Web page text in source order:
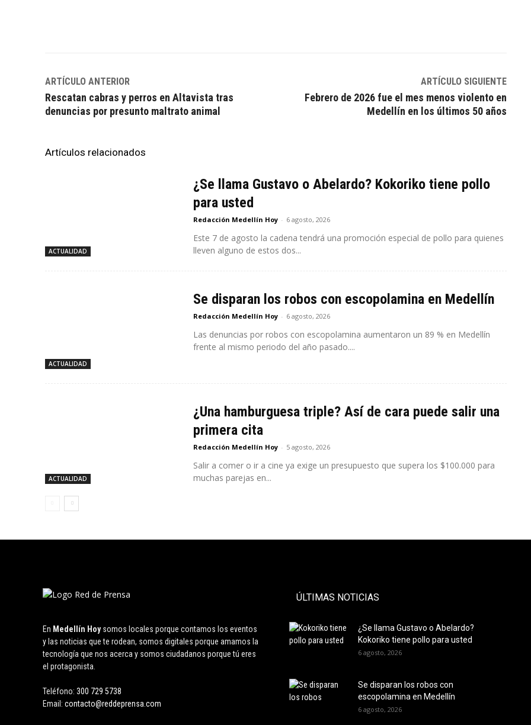
ARTÍCULO ANTERIOR
Rescatan cabras y perros en Altavista tras
denuncias por presunto maltrato animal
ARTÍCULO SIGUIENTE
Febrero de 2026 fue el mes menos violento en
Medellín en los últimos 50 años
Artículos relacionados
ACTUALIDAD
¿Se llama Gustavo o Abelardo? Kokoriko tiene pollo
para usted
Redacción Medellín Hoy - 6 agosto, 2026
Este 7 de agosto la cadena tendrá una promoción especial de pollo para quienes
lleven alguno de estos dos...
ACTUALIDAD
Se disparan los robos con escopolamina en Medellín
Redacción Medellín Hoy - 6 agosto, 2026
Las denuncias por robos con escopolamina aumentaron un 89 % en Medellín
frente al mismo periodo del año pasado....
ACTUALIDAD
¿Una hamburguesa triple? Así de cara puede salir una
primera cita
Redacción Medellín Hoy - 5 agosto, 2026
Salir a comer o ir a cine ya exige un presupuesto que supera los $100.000 para
muchas parejas en...
En Medellín Hoysomos locales porque contamos los eventos
y las noticias que te rodean, somos digitales porque amamos la
tecnología que nos acerca y somos ciudadanos porque tú eres
el protagonista.
Teléfono: 300 729 5738
Email: contacto@reddeprensa.com
ÚLTIMAS NOTICIAS
¿Se llama Gustavo o Abelardo?
Kokoriko tiene pollo para usted
6 agosto, 2026
Se disparan los robos con
escopolamina en Medellín
6 agosto, 2026